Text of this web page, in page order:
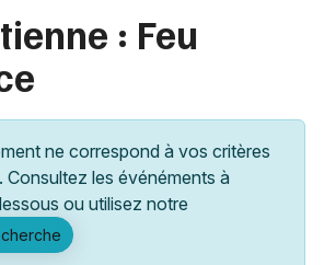
: Feu
ne correspond à vos critères
Consultez les événéments à
ou utilisez notre
moi Changer de lieu
Ce week-end Autre